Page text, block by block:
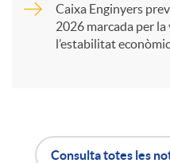
Caixa Enginyers
2026 marcada per
l’estabilitat
Consulta totes les